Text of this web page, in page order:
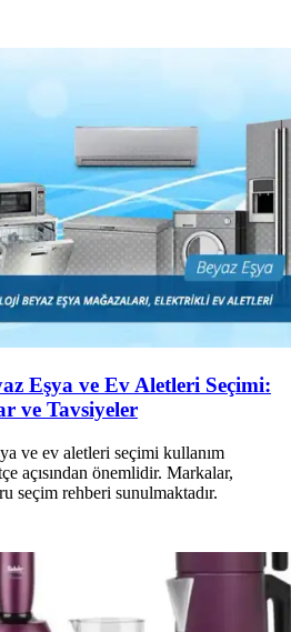
Eşya ve Ev Aletleri Seçimi:
ve Tavsiyeler
ve ev aletleri seçimi kullanım
açısından önemlidir. Markalar,
seçim rehberi sunulmaktadır.